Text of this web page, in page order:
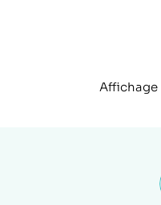
Affichage